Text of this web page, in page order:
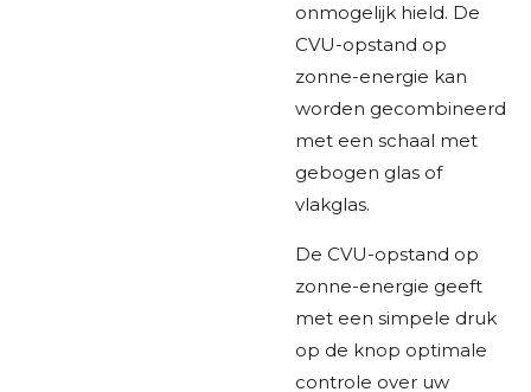
onmogelijk hield. De
CVU-opstand op
zonne-energie kan
worden gecombineerd
met een schaal met
gebogen glas of
vlakglas.
De CVU-opstand op
zonne-energie geeft
met een simpele druk
op de knop optimale
controle over uw